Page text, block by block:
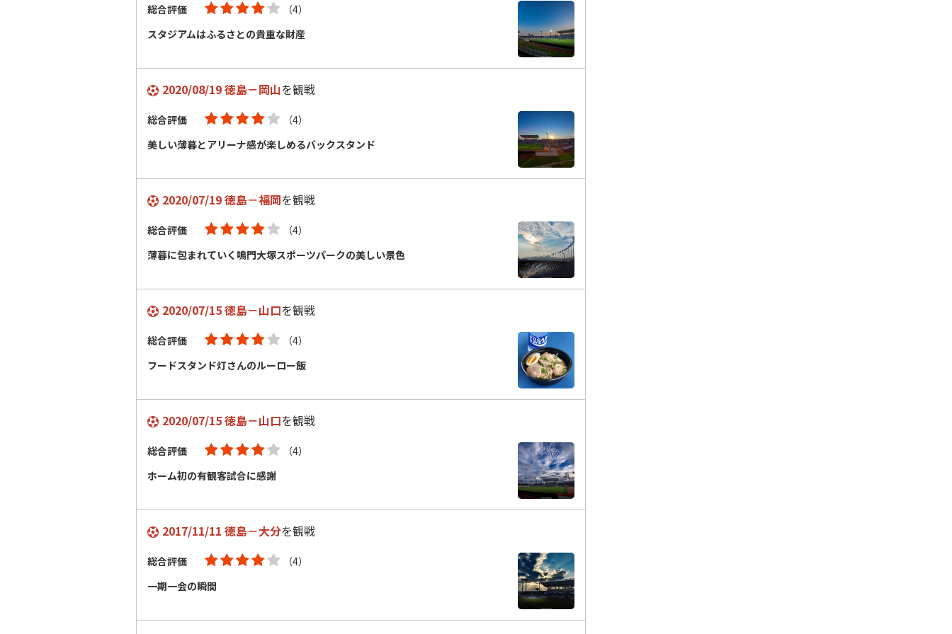
総合評価
（4）
スタジアムはふるさとの貴重な財産
2020/08/19 徳島－岡山を観戦
総合評価
（4）
美しい薄暮とアリーナ感が楽しめるバックスタンド
2020/07/19 徳島－福岡を観戦
総合評価
（4）
薄暮に包まれていく鳴門大塚スポーツパークの美しい景色
2020/07/15 徳島－山口を観戦
総合評価
（4）
フードスタンド灯さんのルーロー飯
2020/07/15 徳島－山口を観戦
総合評価
（4）
ホーム初の有観客試合に感謝
2017/11/11 徳島－大分を観戦
総合評価
（4）
一期一会の瞬間